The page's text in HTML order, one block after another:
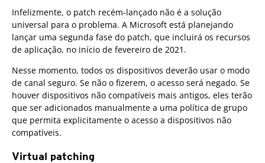
Infelizmente, o patch recém-lançado não é a solução
universal para o problema. A Microsoft está planejando
lançar uma segunda fase do patch, que incluirá os recursos
de aplicação, no início de fevereiro de 2021.
Nesse momento, todos os dispositivos deverão usar o modo
de canal seguro. Se não o fizerem, o acesso será negado. Se
houver dispositivos não compatíveis mais antigos, eles terão
que ser adicionados manualmente a uma política de grupo
que permita explicitamente o acesso a dispositivos não
compatíveis.
Virtual patching